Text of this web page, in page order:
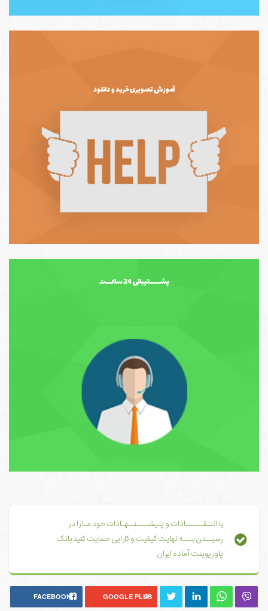
آموزش تصویری خرید و دانلود
پشــــــتیبانی 24 ساعـــت
با انتـقــــــادات و پـیشــــنــهـادات خود مـا را در
رسیــدن بـــه نهایت کیفیت و کارایی حمایت کنید بانک
پاورپوینت آماده ایران
FACEBOOK GOOGLE PLUS